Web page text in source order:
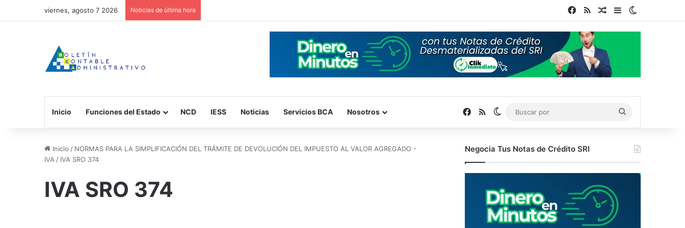
viernes, agosto 7 2026 Noticias de última hora Facebook
RSS Publicación al azar
Barra lateral
Inicio Funciones del Estado NCD IESS Noticias Servicios BCA Nosotros Facebook
RSS Switch skin
por
Inicio / NORMAS PARA LA SIMPLIFICACIÓN DEL TRÁMITE DE DEVOLUCIÓN DEL IMPUESTO AL VALOR AGREGADO -
IVA / IVA SRO 374
IVA SRO 374
Negocia Tus Notas de Crédito SRI